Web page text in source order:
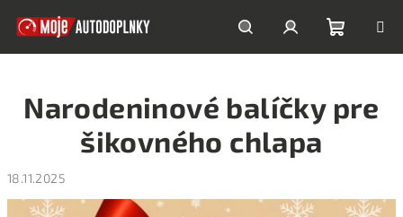
HľadaťPrihlásenie
košík
Narodeninové balíčky pre
šikovného chlapa
18.11.2025